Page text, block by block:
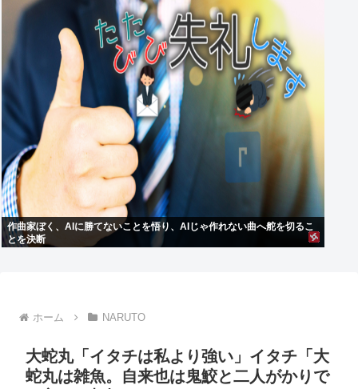
作曲家ぼく、AIに勝てないことを悟り、AIじゃ作れない曲へ舵を切るこ
とを決断
ホーム NARUTO
大蛇丸「イタチは私より強い」イタチ「大
蛇丸は雑魚。自来也は鬼鮫と二人がかりで